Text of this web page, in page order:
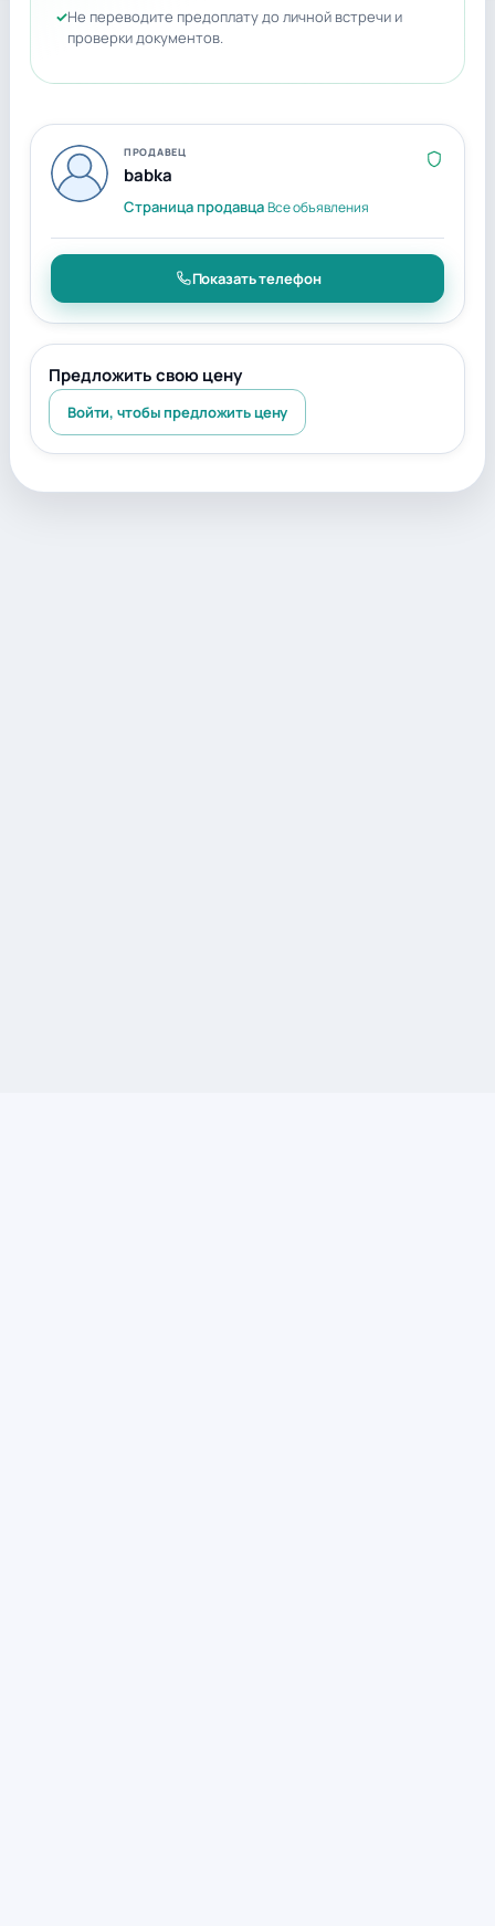
Не переводите предоплату до личной встречи и
проверки документов.
ПРОДАВЕЦ
babka
Страница продавцаВсе объявления
Показать телефон
Предложить свою цену
Войти, чтобы предложить цену